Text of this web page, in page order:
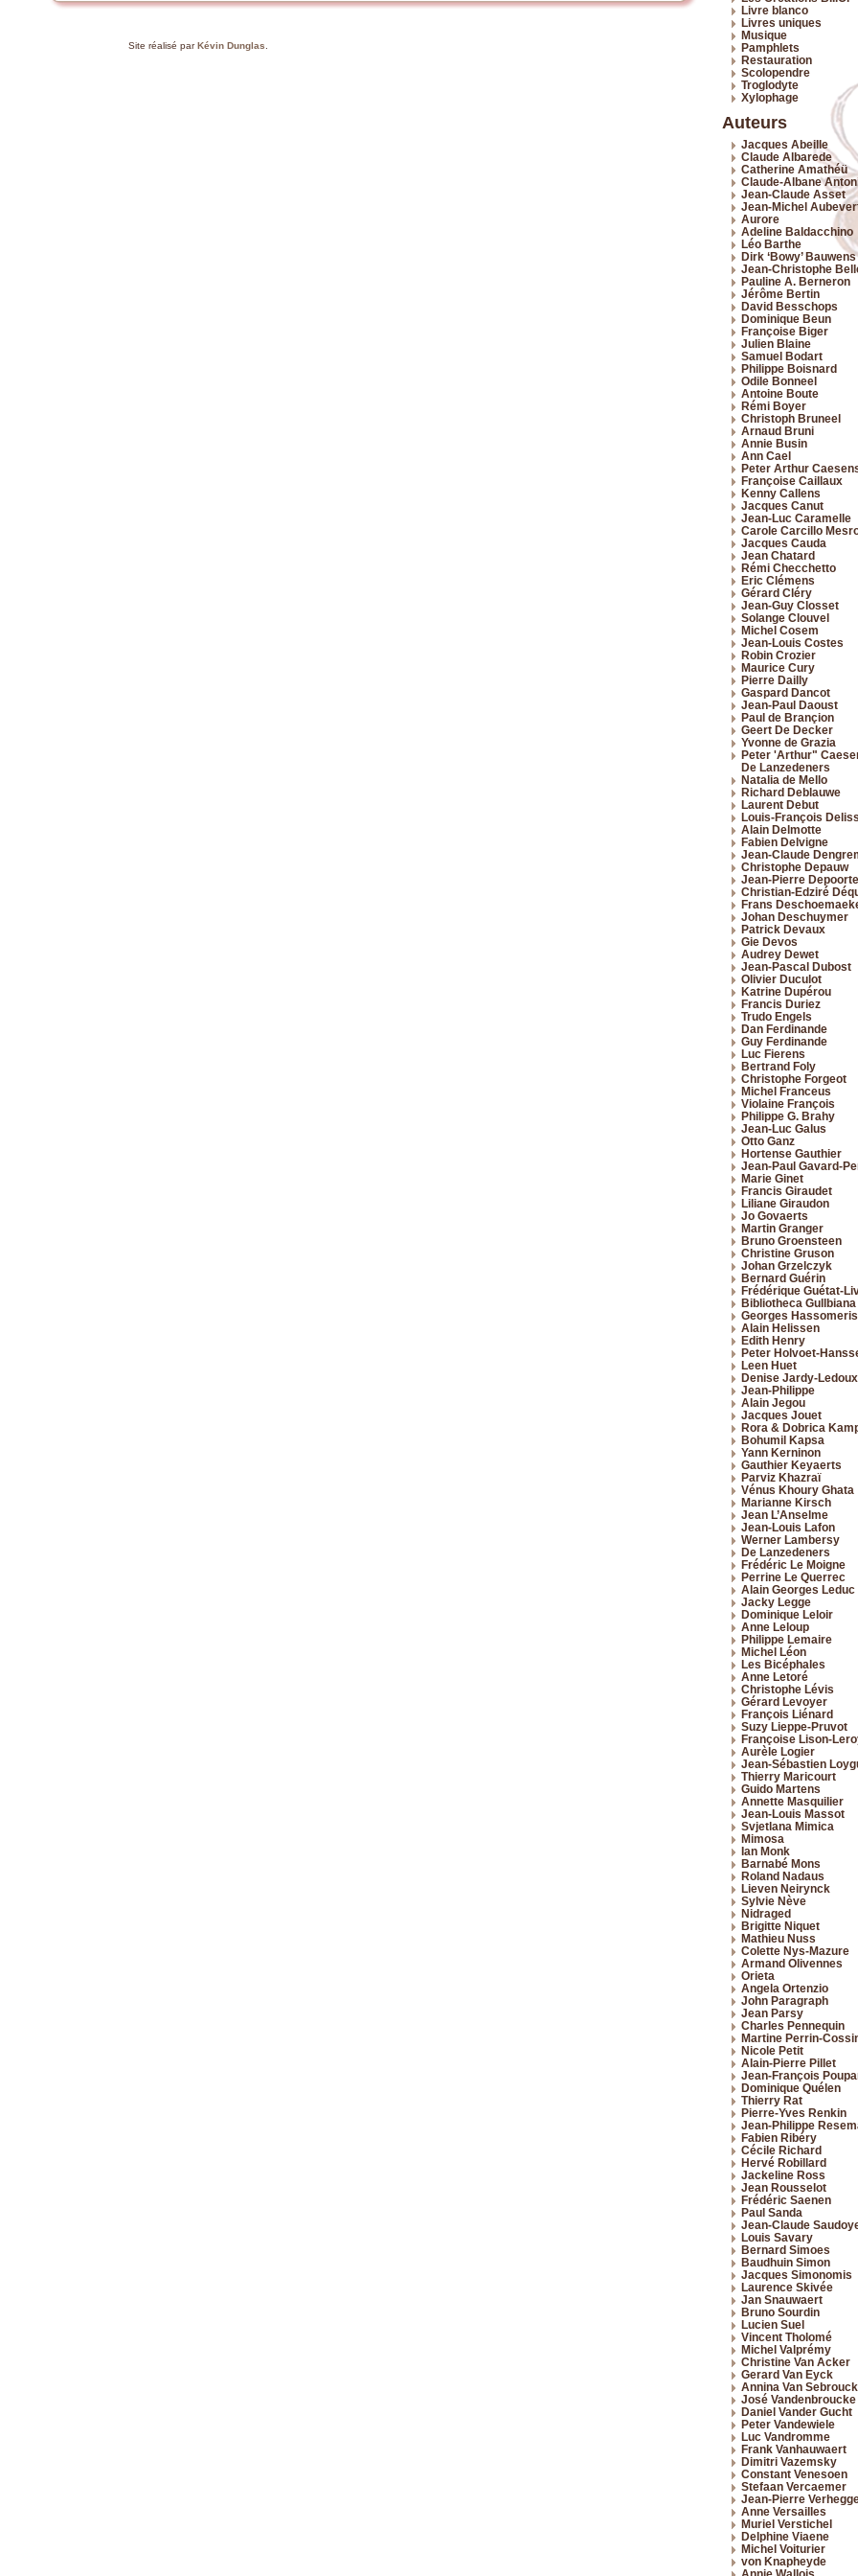
Livre blanco
Livres uniques
Musique
Pamphlets
Restauration
Scolopendre
Troglodyte
Xylophage
Auteurs
Jacques Abeille
Claude Albarede
Catherine Amathéü
Claude-Albane
Jean-Claude Asset
Jean-Michel
Aurore
Adeline Baldacchino
Léo Barthe
Dirk ‘Bowy’ Bauwens
Jean-Christophe
Pauline A. Berneron
Jérôme Bertin
David Besschops
Dominique Beun
Françoise Biger
Julien Blaine
Samuel Bodart
Philippe Boisnard
Odile Bonneel
Antoine Boute
Rémi Boyer
Christoph Bruneel
Arnaud Bruni
Annie Busin
Ann Cael
Peter Arthur
Françoise Caillaux
Kenny Callens
Jacques Canut
Jean-Luc Caramelle
Carole Carcillo
Jacques Cauda
Jean Chatard
Rémi Checchetto
Eric Clémens
Gérard Cléry
Jean-Guy Closset
Solange Clouvel
Michel Cosem
Jean-Louis Costes
Robin Crozier
Maurice Cury
Pierre Dailly
Gaspard Dancot
Jean-Paul Daoust
Paul de Brançion
Geert De Decker
Yvonne de Grazia
Peter 'Arthur"
De Lanzedeners
Natalia de Mello
Richard Deblauwe
Laurent Debut
Louis-François
Alain Delmotte
Fabien Delvigne
Jean-Claude
Christophe Depauw
Jean-Pierre
Christian-Edziré
Frans
Johan Deschuymer
Patrick Devaux
Gie Devos
Audrey Dewet
Jean-Pascal Dubost
Olivier Duculot
Katrine Dupérou
Francis Duriez
Trudo Engels
Dan Ferdinande
Guy Ferdinande
Luc Fierens
Bertrand Foly
Christophe Forgeot
Michel Franceus
Violaine François
Philippe G. Brahy
Jean-Luc Galus
Otto Ganz
Hortense Gauthier
Jean-Paul Gavard-
Marie Ginet
Francis Giraudet
Liliane Giraudon
Jo Govaerts
Martin Granger
Bruno Groensteen
Christine Gruson
Johan Grzelczyk
Bernard Guérin
Frédérique Guétat-
Bibliotheca Gullbiana
Georges Hassomeris
Alain Helissen
Edith Henry
Peter Holvoet-
Leen Huet
Denise Jardy-Ledoux
Jean-Philippe
Alain Jegou
Jacques Jouet
Rora & Dobrica
Bohumil Kapsa
Yann Kerninon
Gauthier Keyaerts
Parviz Khazraï
Vénus Khoury Ghata
Marianne Kirsch
Jean L’Anselme
Jean-Louis Lafon
Werner Lambersy
De Lanzedeners
Frédéric Le Moigne
Perrine Le Querrec
Alain Georges Leduc
Jacky Legge
Dominique Leloir
Anne Leloup
Philippe Lemaire
Michel Léon
Les Bicéphales
Anne Letoré
Christophe Lévis
Gérard Levoyer
François Liénard
Suzy Lieppe-Pruvot
Françoise Lison-
Aurèle Logier
Jean-Sébastien
Thierry Maricourt
Guido Martens
Annette Masquilier
Jean-Louis Massot
Svjetlana Mimica
Mimosa
Ian Monk
Barnabé Mons
Roland Nadaus
Lieven Neirynck
Sylvie Nève
Nidraged
Brigitte Niquet
Mathieu Nuss
Colette Nys-Mazure
Armand Olivennes
Orieta
Angela Ortenzio
John Paragraph
Jean Parsy
Charles Pennequin
Martine Perrin-
Nicole Petit
Alain-Pierre Pillet
Jean-François
Dominique Quélen
Thierry Rat
Pierre-Yves Renkin
Jean-Philippe
Fabien Ribéry
Cécile Richard
Hervé Robillard
Jackeline Ross
Jean Rousselot
Frédéric Saenen
Paul Sanda
Jean-Claude
Louis Savary
Bernard Simoes
Baudhuin Simon
Jacques Simonomis
Laurence Skivée
Jan Snauwaert
Bruno Sourdin
Lucien Suel
Vincent Tholomé
Michel Valprémy
Christine Van Acker
Gerard Van Eyck
Annina Van Sebrouck
José Vandenbroucke
Daniel Vander Gucht
Peter Vandewiele
Luc Vandromme
Frank Vanhauwaert
Dimitri Vazemsky
Constant Venesoen
Stefaan Vercaemer
Jean-Pierre
Anne Versailles
Muriel Verstichel
Delphine Viaene
Michel Voiturier
von Knapheyde
Site réalisé parKévin Dunglas